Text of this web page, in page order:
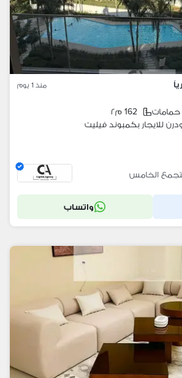
منذ 1 يوم
162 م٢
للايجار بكمبوند فيليت
الخامس
واتساب